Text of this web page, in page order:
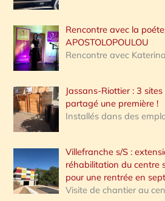
Rencontre avec la
APOSTOLOPOULOU
Rencontre avec
Jassans-Riottier : 3
partagé une première !
Installés dans des
Villefranche s/S :
réhabilitation du centre
pour une rentrée en
Visite de chantier au